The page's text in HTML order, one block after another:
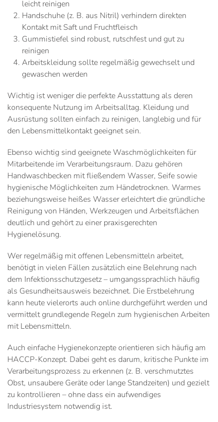
leicht reinigen
Handschuhe (z. B. aus Nitril) verhindern direkten
Kontakt mit Saft und Fruchtfleisch
Gummistiefel sind robust, rutschfest und gut zu
reinigen
Arbeitskleidung sollte regelmäßig gewechselt und
gewaschen werden
Wichtig ist weniger die perfekte Ausstattung als deren
konsequente Nutzung im Arbeitsalltag. Kleidung und
Ausrüstung sollten einfach zu reinigen, langlebig und für
den Lebensmittelkontakt geeignet sein.
Ebenso wichtig sind geeignete Waschmöglichkeiten für
Mitarbeitende im Verarbeitungsraum. Dazu gehören
Handwaschbecken mit fließendem Wasser, Seife sowie
hygienische Möglichkeiten zum Händetrocknen. Warmes
beziehungsweise heißes Wasser erleichtert die gründliche
Reinigung von Händen, Werkzeugen und Arbeitsflächen
deutlich und gehört zu einer praxisgerechten
Hygienelösung.
Wer regelmäßig mit offenen Lebensmitteln arbeitet,
benötigt in vielen Fällen zusätzlich eine Belehrung nach
dem Infektionsschutzgesetz – umgangssprachlich häufig
als Gesundheitsausweis bezeichnet. Die Erstbelehrung
kann heute vielerorts auch online durchgeführt werden und
vermittelt grundlegende Regeln zum hygienischen Arbeiten
mit Lebensmitteln.
Auch einfache Hygienekonzepte orientieren sich häufig am
HACCP-Konzept. Dabei geht es darum, kritische Punkte im
Verarbeitungsprozess zu erkennen (z. B. verschmutztes
Obst, unsaubere Geräte oder lange Standzeiten) und gezielt
zu kontrollieren – ohne dass ein aufwendiges
Industriesystem notwendig ist.